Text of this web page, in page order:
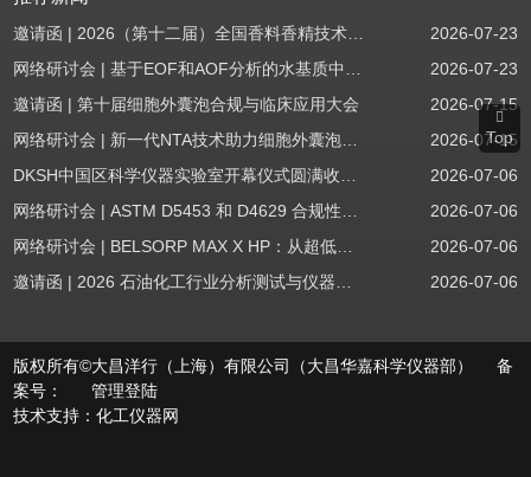
邀请函 | 2026（第十二届）全国香料香精技术交流年会
2026-07-23
网络研讨会 | 基于EOF和AOF分析的水基质中PFAS筛查
2026-07-23
邀请函 | 第十届细胞外囊泡合规与临床应用大会
2026-07-15
网络研讨会 | 新一代NTA技术助力细胞外囊泡质量评估与工艺开发
2026-07-15
DKSH中国区科学仪器实验室开幕仪式圆满收官！
2026-07-06
网络研讨会 | ASTM D5453 和 D4629 合规性：无需妥协
2026-07-06
网络研讨会 | BELSORP MAX X HP：从超低压物理吸附到高压吸附
2026-07-06
邀请函 | 2026 石油化工行业分析测试与仪器技术交流会（辽宁站）
2026-07-06
版权所有©大昌洋行（上海）有限公司（大昌华嘉科学仪器部） 备
案号：
管理登陆
技术支持：化工仪器网
Top